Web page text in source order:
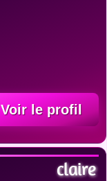
Voir le profil
claire